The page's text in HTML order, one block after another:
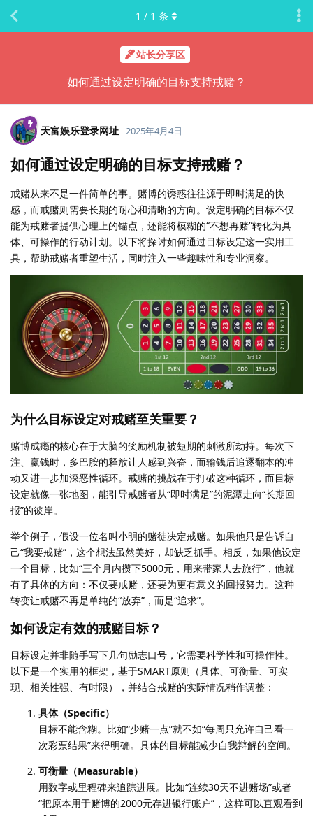
站长分享区
如何通过设定明确的目标支持戒赌？
1 / 1 条
天富娱乐登录网址 2025年4月4日
如何通过设定明确的目标支持戒赌？
戒赌从来不是一件简单的事。赌博的诱惑往往源于即时满足的快
感，而戒赌则需要长期的耐心和清晰的方向。设定明确的目标不仅
能为戒赌者提供心理上的锚点，还能将模糊的“不想再赌”转化为具
体、可操作的行动计划。以下将探讨如何通过目标设定这一实用工
具，帮助戒赌者重塑生活，同时注入一些趣味性和专业洞察。
为什么目标设定对戒赌至关重要？
赌博成瘾的核心在于大脑的奖励机制被短期的刺激所劫持。每次下
注、赢钱时，多巴胺的释放让人感到兴奋，而输钱后追逐翻本的冲
动又进一步加深恶性循环。戒赌的挑战在于打破这种循环，而目标
设定就像一张地图，能引导戒赌者从“即时满足”的泥潭走向“长期回
报”的彼岸。
举个例子，假设一位名叫小明的赌徒决定戒赌。如果他只是告诉自
己“我要戒赌”，这个想法虽然美好，却缺乏抓手。相反，如果他设定
一个目标，比如“三个月内攒下5000元，用来带家人去旅行”，他就
有了具体的方向：不仅要戒赌，还要为更有意义的回报努力。这种
转变让戒赌不再是单纯的“放弃”，而是“追求”。
如何设定有效的戒赌目标？
目标设定并非随手写下几句励志口号，它需要科学性和可操作性。
以下是一个实用的框架，基于SMART原则（具体、可衡量、可实
现、相关性强、有时限），并结合戒赌的实际情况稍作调整：
具体（Specific）
目标不能含糊。比如“少赌一点”就不如“每周只允许自己看一
次彩票结果”来得明确。具体的目标能减少自我辩解的空间。
可衡量（Measurable）
用数字或里程碑来追踪进展。比如“连续30天不进赌场”或者
“把原本用于赌博的2000元存进银行账户”，这样可以直观看到